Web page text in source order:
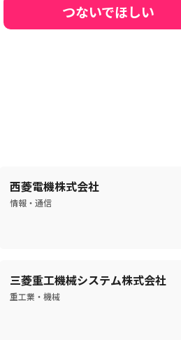
つないでほしい
西菱電機株式会社
情報・通信
三菱重工機械システム株式会社
重工業・機械